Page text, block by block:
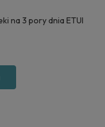
TYGODNIOWA na leki na 3 pory dnia ETUI